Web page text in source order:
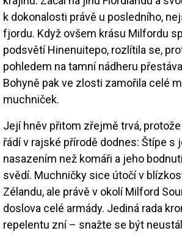
k dokonalosti právě u posledního,
fjordu. Když ovšem krásu Milfordu
podsvětí Hinenuitepo, rozlítila se,
pohledem na tamní nádheru
Bohyně pak ve zlosti zamořila celé
muchniček.
Její hněv přitom zřejmě trvá,
řádí v rajské přírodě dodnes: Štípe s
nasazením než komáři a jeho
svědí. Muchničky sice útočí v
Zélandu, ale právě v okolí Milford
doslova celé armády. Jediná rada
repelentu zní – snažte se být